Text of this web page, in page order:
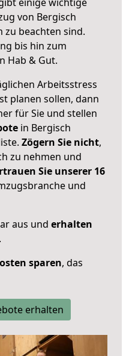
von Bergisch
zu beachten sind.
bis hin zum
Hab & Gut.
Arbeitsstress
planen sollen, dann
für Sie und stellen
in Bergisch
Zögern Sie nicht,
zu nehmen und
Sie unserer 16
und
aus und erhalten
.
sparen, das
erhalten